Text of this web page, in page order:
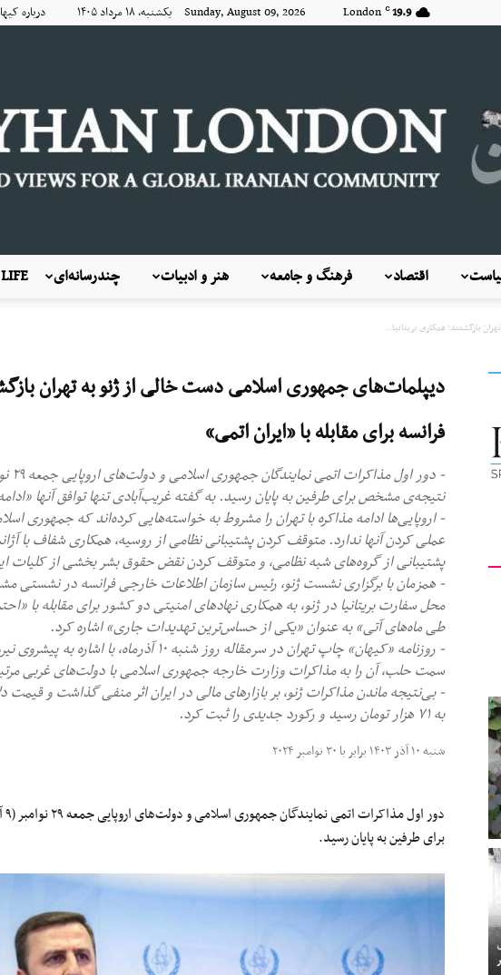
19.9
C
London Sunday, August 09, 2026 یکشنبه, ۱۸ مرداد ۱۴۰۵ درباره
کیهان
لندن
چندرسانه‌ای هنر و ادبیات فرهنگ و جامعه اقتصاد
بازگشتند؛ همکاری بریتانیا...
دیپلمات‌های جمهوری اسلامی دست خالی از ژنو به تهران
فرانسه برای مقابله با «ایران اتمی»
نتیجه‌ی مشخص برای طرفین به پایان رسید. به گفته غریب‌آبادی تنها توافق آنها
- اروپایی‌ها ادامه مذاکره با تهران را مشروط به خواسته‌هایی کرده‌اند که جمهوری
عملی کردن آنها ندارد. متوقف کردن پشتیبانی نظامی از روسیه، همکاری شفاف با
پشتیبانی از گروه‌های شبه نظامی، و متوقف کردن نقض حقوق بشر بخشی از کلیات
- همزمان با برگزاری نشست ژنو، رئیس سازمان اطلاعات خارجی فرانسه در نشستی
محل سفارت بریتانیا در ژنو، به همکاری نهادهای امنیتی دو کشور برای مقابله با
طی ماه‌های آتی» به عنوان «یکی از حساس‌ترین تهدیدات جاری» اشاره کرد.
- روزنامه «کیهان» چاپ تهران در سرمقاله روز شنبه ۱۰
سمت حلب، آن را به مذاکرات وزارت خارجه جمهوری اسلامی با دولت‌های غربی
- بی‌نتیجه ماندن مذاکرات ژنو، بر بازارهای مالی در ایران اثر منفی گذاشت و قیمت
به ۷۱ هزار تومان رسید و رکورد جدیدی را ثبت کرد.
شنبه ۱۰ آذر ۱۴۰۳ برابر با ۳۰ نوامبر ۲۰۲۴
برای طرفین به پایان رسید.